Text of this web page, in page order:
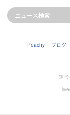
Peachy ブログ
運営